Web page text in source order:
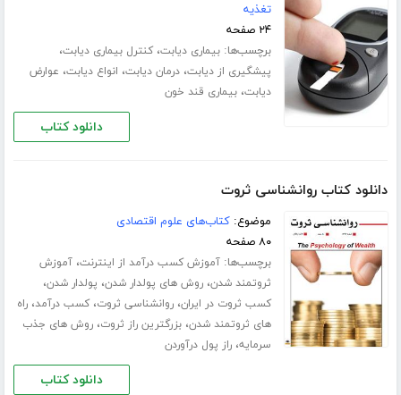
تغذیه
۲۴ صفحه
برچسب‌ها:بیماری دیابت،کنترل بیماری دیابت،
پیشگیری از دیابت،درمان دیابت، انواع دیابت، عوارض
دیابت،بیماری قند خون
دانلود کتاب
دانلود کتاب روانشناسی ثروت
موضوع:کتاب‌های علوم اقتصادی
۸۰ صفحه
برچسب‌ها:آموزش کسب درآمد از اینترنت،آموزش
ثروتمند شدن،روش های پولدار شدن، پولدار شدن،
کسب ثروت در ایران،روانشناسی ثروت،کسب درآمد،راه
های ثروتمند شدن،بزرگترین راز ثروت،روش های جذب
سرمایه،راز پول درآوردن
دانلود کتاب